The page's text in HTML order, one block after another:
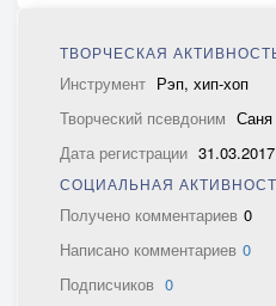
ТВОРЧЕСКАЯ
Инструмент Рэп, хип-хоп
Творческий псевдоним Саня
Дата регистрации 31.03.2017
СОЦИАЛЬНАЯ
Получено комментариев 0
Написано комментариев 0
Подписчиков 0